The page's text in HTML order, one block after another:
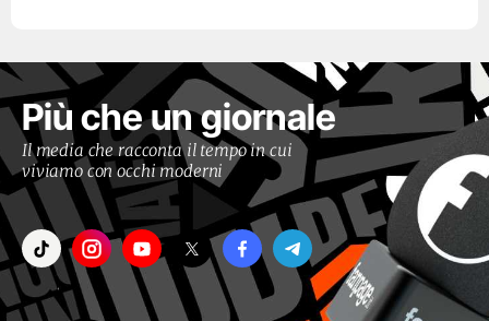
Più che un giornale
Il media che racconta il tempo in cui
viviamo con occhi moderni